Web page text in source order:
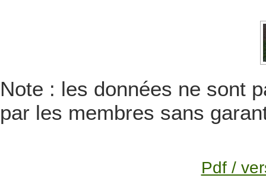
Note : les données ne sont
par les membres sans
Pdf /